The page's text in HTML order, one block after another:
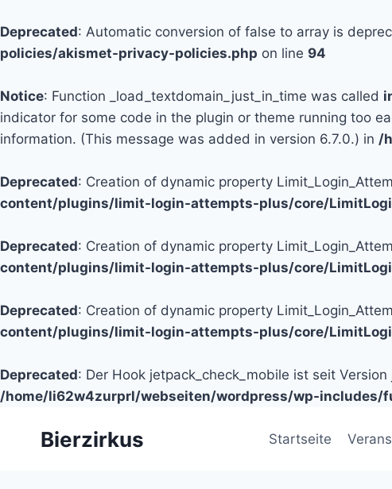
Deprecated: Automatic conversion of false to array is
policies/akismet-privacy-policies.php on line 94
Notice: Function _load_textdomain_just_in_time was called
indicator for some code in the plugin or theme running too
information. (This message was added in version 6.7.0.) in /
Deprecated: Creation of dynamic property
content/plugins/limit-login-attempts-plus/core/
Deprecated: Creation of dynamic property
content/plugins/limit-login-attempts-plus/core/
Deprecated: Creation of dynamic property
content/plugins/limit-login-attempts-plus/core/
Deprecated: Der Hook jetpack_check_mobile ist seit
/home/li62w4zurprl/webseiten/wordpress/wp-includes/
Bierzirkus Startseite